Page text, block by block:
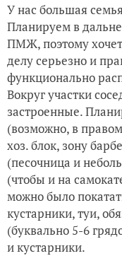
У нас большая
Планируем в
ПМЖ, поэтому
делу серьезно и
функционально
Вокруг участки
застроенные.
(возможно, в
хоз. блок, зону
(песочница и
(чтобы и на
можно было
кустарники, туи,
(буквально 5-6
и кустарники.